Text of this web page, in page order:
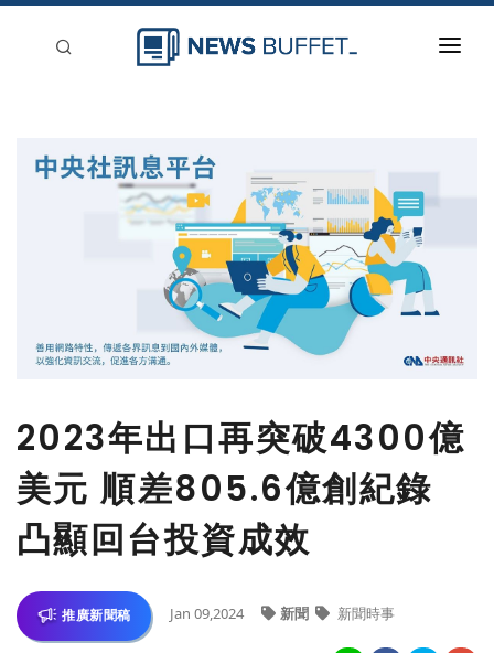
2023年出口再突破4300億
美元 順差805.6億創紀錄
凸顯回台投資成效
推廣新聞稿 Jan 09,2024 新聞 新聞時事